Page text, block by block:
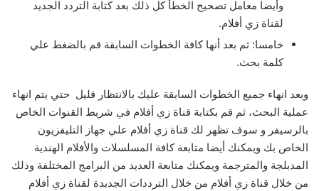
وأيضا معامل تصحيح الخطأ كل ذلك بعد كتابة التردد الجديد
لقناة زي أفلام.
خامسا: ثم بعد أنها كافة الخطوات السابقة قم بالضغط علي
كلمة بحث.
وبعد انهاء جميع الخطوات السابقة عليك بالانتظار قليل حتي يتم انهاء
عملية البحث، ثم قم بكتابة قناة زي أفلام في شريط القنوات الخاص
بالرسيفر و سوف تظهر لك قناة زي أفلام علي جهاز التليفزيون
الخاص بك ويمكنك أيضا متابعة كافة المسلسلات والأفلام الهندية
المدبلجة والمترجمة ويمكنك متابعة العديد من البرامج المختلفة وذلك
من خلال قناة زي أفلام من خلال الترددات الجديدة لقناة زي أفلام